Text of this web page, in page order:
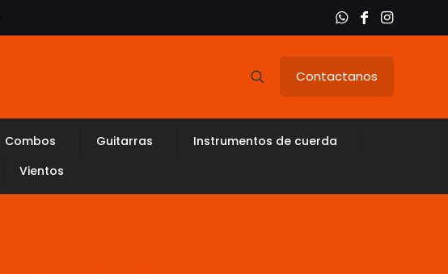
Contactanos
Combos Guitarras
Instrumentos de cuerda
Vientos